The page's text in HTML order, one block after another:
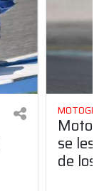
MOTOGP
se
de los